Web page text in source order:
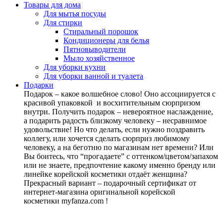
Товары для дома
Для мытья посуды
Для стирки
Стиральный порошок
Кондиционеры для белья
Пятновыводители
Мыло хозяйственное
Для уборки кухни
Для уборки ванной и туалета
Подарки
Подарок – какое волшебное слово! Оно ассоциируется с
красивой упаковкой и восхитительным сюрпризом
внутри. Получить подарок – невероятное наслаждение,
а подарить радость близкому человеку – несравнимое
удовольствие! Но что делать, если нужно поздравить
коллегу, или хочется сделать сюрприз любимому
человеку, а на беготню по магазинам нет времени? Или
Вы боитесь, что “прогадаете” с оттенком/цветом/запахом
или не знаете, предпочтение какому именно бренду или
линейке корейской косметики отдаёт женщина?
Прекрасный вариант – подарочный сертификат от
интернет-магазина оригинальной корейской
косметики myfanza.com !